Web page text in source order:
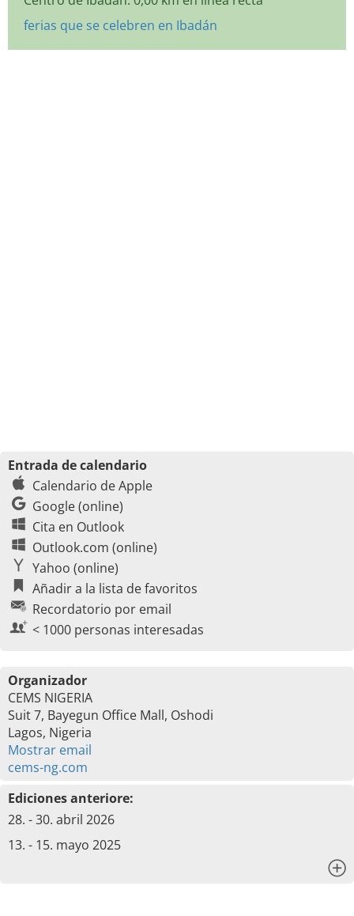
ferias que se celebren en Ibadán
Entrada de calendario
Calendario de Apple
Google (online)
Cita en Outlook
Outlook.com (online)
Yahoo (online)
Añadir a la lista de favoritos
Recordatorio por email
< 1000 personas interesadas
Organizador
CEMS NIGERIA
Suit 7, Bayegun Office Mall, Oshodi
Lagos, Nigeria
Mostrar email
cems-ng.com
Ediciones anteriore:
28. - 30. abril 2026
13. - 15. mayo 2025